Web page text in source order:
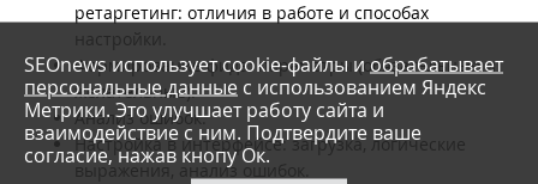
ретаргетинг: отличия в работе и способах
настройки.
Формирование фида: параметры (обязательные и
желательные).
Анализ ошибок.
Настройка в интерфейсе: загрузка, логические
выражения, анализ ошибок.
SEOnews использует cookie-файлы иобрабатывает
персональные данные с использованием Яндекс
Метрики. Это улучшает работу сайта и
взаимодействие с ним. Подтвердите ваше
согласие, нажав кнопу Ок.